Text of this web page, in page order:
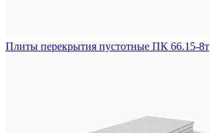
Плиты перекрытия пустотные ПК 66.15-8т